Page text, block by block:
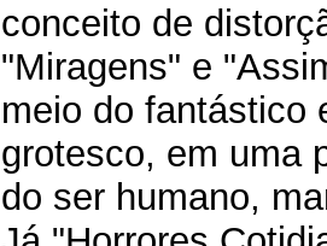
conceito de
"Miragens" e
meio do fantástico
grotesco, em uma
do ser humano,